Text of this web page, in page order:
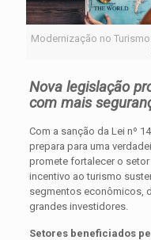
Modernização no
Nova legislação
com mais
Com a sanção da Lei nº
prepara para uma
promete fortalecer o
incentivo ao turismo
segmentos econômicos,
grandes investidores.
Setores beneficiados